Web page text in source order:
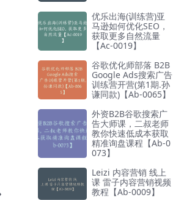
优乐出海(训练营)亚
马逊如何优化SEO，
获取更多自然流量
【Ac-0019】
谷歌优化师部落 B2B
Google Ads搜索广告
训练营开营(第1期.孙
谦同款)【Ab-0065】
外资B2B谷歌搜索广
告大师课，二叔老师
教你快速低成本获取
精准询盘课程【Ab-0
073】
Leizi 内容营销 线上
课 雷子内容营销视频
教程【Ab-0009】